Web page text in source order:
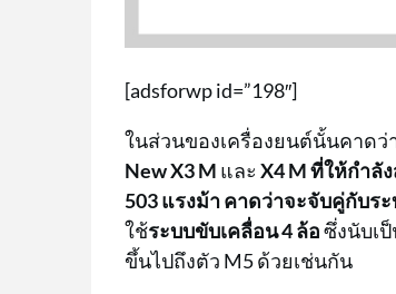
[adsforwp id=”198″]
ในส่วนของเครื่องยนต์นั้นคาดว่
New X3 M และ X4 Mที่ให้กำลั
503 แรงม้า คาดว่าจะจับคู่กับร
ใช้ระบบขับเคลื่อน 4 ล้อซึ่งนับเ
ขึ้นไปถึงตัว M5 ด้วยเช่นกัน